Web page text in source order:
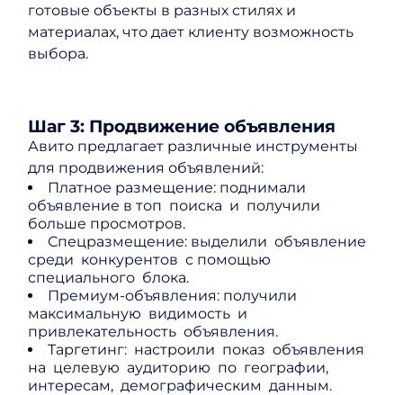
готовые объекты в разных стилях и
материалах, что дает клиенту возможность
выбора.
Шаг 3: Продвижение объявления
Авито предлагает различные инструменты
для продвижения объявлений:
Платное размещение: поднимали
объявление в топ поиска и получили
больше просмотров.
Спецразмещение: выделили объявление
среди конкурентов с помощью
специального блока.
Премиум-объявления: получили
максимальную видимость и
привлекательность объявления.
Таргетинг: настроили показ объявления
на целевую аудиторию по географии,
интересам, демографическим данным.